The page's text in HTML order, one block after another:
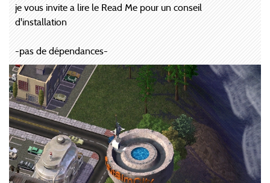
je vous invite a lire le Read Me pour un conseil
d'installation
-pas de dépendances-